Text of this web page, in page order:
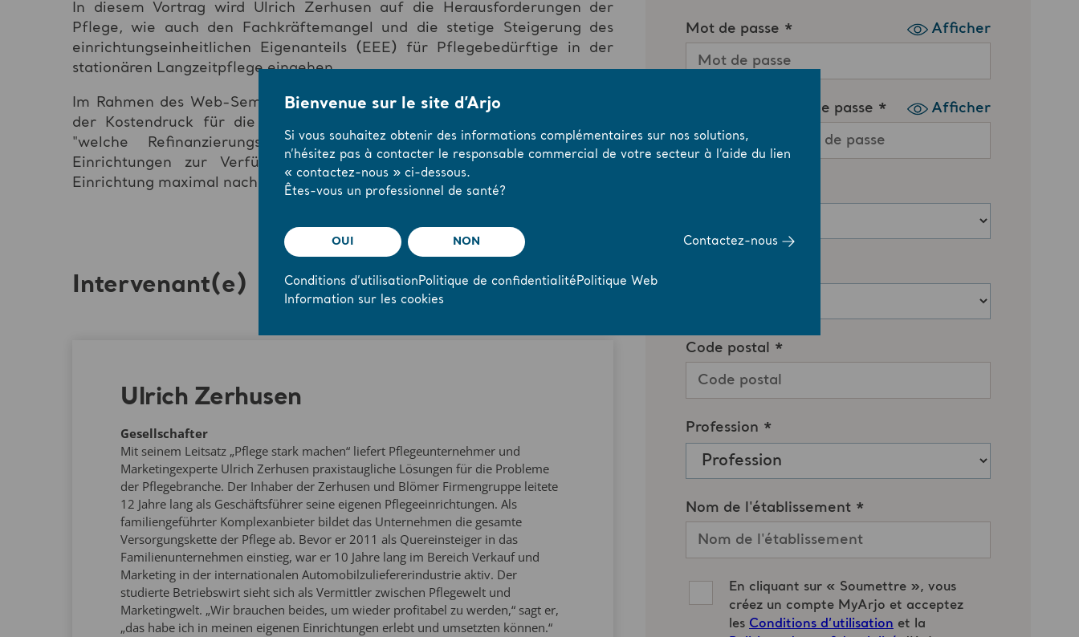
In diesem Vortrag wird Ulrich Zerhusen auf die Herausforderungen der
Pflege, wie auch den Fachkräftemangel und die stetige Steigerung des
einrichtungseinheitlichen Eigenanteils (EEE) für Pflegebedürftige in der
stationären Langzeitpflege eingehen.
Im Rahmen des Web-Seminars wird u. a. den Fragen nachgegangen, "wie
der Kostendruck für die Pflegebedürftigen reduziert werden kann" und
"welche Refinanzierungsmöglichkeiten wie "Pay per Client" den
Einrichtungen zur Verfügung stehen", die der Belegungsstruktur der
Einrichtung maximal nachkommen.
Intervenant(e)
Ulrich Zerhusen
Gesellschafter
Mit seinem Leitsatz „Pflege stark machen“ liefert Pflegeunternehmer und
Marketingexperte Ulrich Zerhusen praxistaugliche Lösungen für die Probleme
der Pflegebranche. Der Inhaber der Zerhusen und Blömer Firmengruppe leitete
12 Jahre lang als Geschäftsführer seine eigenen Pflegeeinrichtungen. Als
familiengeführter Komplexanbieter bildet das Unternehmen die gesamte
Versorgungskette der Pflege ab. Bevor er 2011 als Quereinsteiger in das
Familienunternehmen einstieg, war er 10 Jahre lang im Bereich Verkauf und
Marketing in der internationalen Automobilzuliefererindustrie aktiv. Der
studierte Betriebswirt sieht sich als Vermittler zwischen Pflegewelt und
Marketingwelt. „Wir brauchen beides, um wieder profitabel zu werden,“ sagt er,
„das habe ich in meinen eigenen Einrichtungen erlebt und umsetzten können.“
Bienvenue sur le site d’Arjo
Si vous souhaitez obtenir des informations complémentaires sur nos solutions,
n’hésitez pas à contacter le responsable commercial de votre secteur à l’aide du lien
« contactez-nous » ci-dessous.
Êtes-vous un professionnel de santé?
OUI NON Contactez-nous
Conditions d’utilisation Politique de confidentialité Politique Web
Information sur les cookies